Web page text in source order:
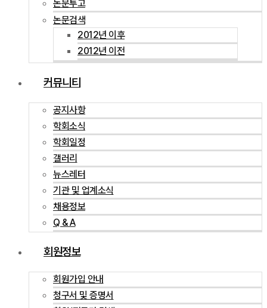
논문투고
논문검색
2012년 이후
2012년 이전
커뮤니티
공지사항
학회소식
학회일정
갤러리
뉴스레터
기관 및 업계소식
채용정보
Q & A
회원정보
회원가입 안내
청구서 및 증명서